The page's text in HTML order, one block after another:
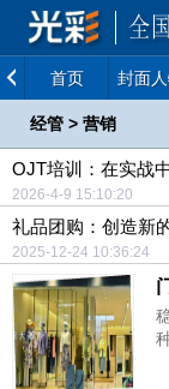
首页 封面
经管 > 营销
OJT培训：在实战
2026-4-9 15:10:20
礼品团购：创造新
2025-12-24 10:36:24